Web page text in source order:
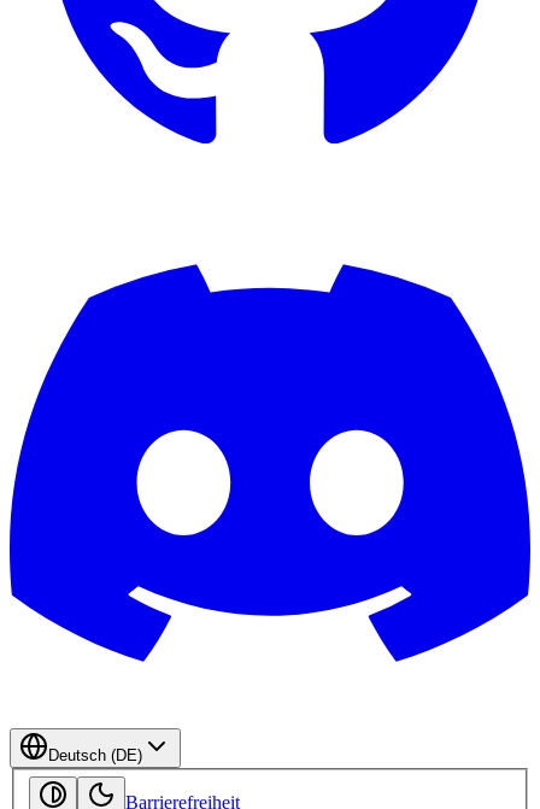
Deutsch (DE)
Barrierefreiheit